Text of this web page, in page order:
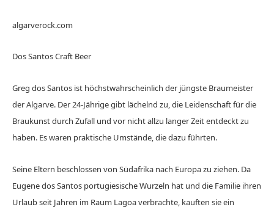
algarverock.com
Dos Santos Craft Beer
Greg dos Santos ist höchstwahrscheinlich der jüngste Braumeister
der Algarve. Der 24-Jährige gibt lächelnd zu, die Leidenschaft für die
Braukunst durch Zufall und vor nicht allzu langer Zeit entdeckt zu
haben. Es waren praktische Umstände, die dazu führten.
Seine Eltern beschlossen von Südafrika nach Europa zu ziehen. Da
Eugene dos Santos portugiesische Wurzeln hat und die Familie ihren
Urlaub seit Jahren im Raum Lagoa verbrachte, kauften sie ein